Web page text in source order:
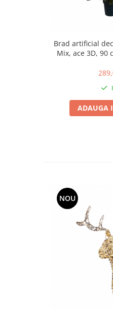
Brad artificial
Mix, ace 3D, 90
ADAUGA
NOU